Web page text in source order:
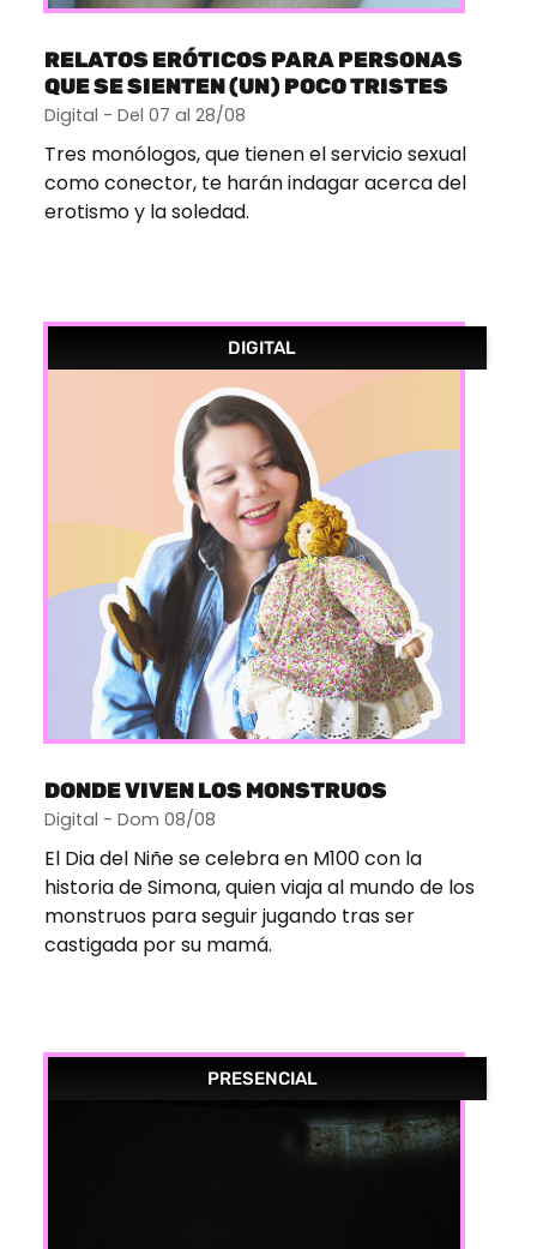
RELATOS ERÓTICOS PARA PERSONAS
QUE SE SIENTEN (UN) POCO TRISTES
Digital - Del 07 al 28/08
Tres monólogos, que tienen el servicio sexual
como conector, te harán indagar acerca del
erotismo y la soledad.
DIGITAL
DONDE VIVEN LOS MONSTRUOS
Digital - Dom 08/08
El Dia del Niñe se celebra en M100 con la
historia de Simona, quien viaja al mundo de los
monstruos para seguir jugando tras ser
castigada por su mamá.
PRESENCIAL